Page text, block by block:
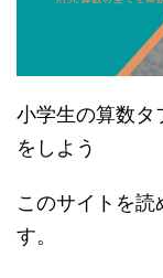
小学生の算数
をしよう
このサイトを読
す。